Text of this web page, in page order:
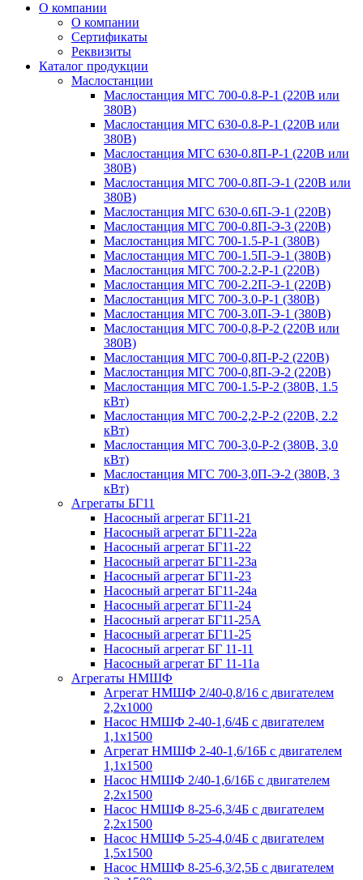
О компании
О компании
Сертификаты
Реквизиты
Каталог продукции
Маслостанции
Маслостанция МГС 700-0.8-Р-1 (220В или
380В)
Маслостанция МГС 630-0.8-Р-1 (220В или
380В)
Маслостанция МГС 630-0.8П-Р-1 (220В или
380В)
Маслостанция МГС 700-0.8П-Э-1 (220В или
380В)
Маслостанция МГС 630-0.6П-Э-1 (220В)
Маслостанция МГС 700-0.8П-Э-3 (220В)
Маслостанция МГС 700-1.5-Р-1 (380В)
Маслостанция МГС 700-1.5П-Э-1 (380В)
Маслостанция МГС 700-2.2-Р-1 (220В)
Маслостанция МГС 700-2.2П-Э-1 (220В)
Маслостанция МГС 700-3.0-Р-1 (380В)
Маслостанция МГС 700-3.0П-Э-1 (380В)
Маслостанция МГС 700-0,8-Р-2 (220В или
380В)
Маслостанция МГС 700-0,8П-Р-2 (220В)
Маслостанция МГС 700-0,8П-Э-2 (220В)
Маслостанция МГС 700-1.5-Р-2 (380В, 1.5
кВт)
Маслостанция МГС 700-2,2-Р-2 (220В, 2.2
кВт)
Маслостанция МГС 700-3,0-Р-2 (380В, 3,0
кВт)
Маслостанция МГС 700-3,0П-Э-2 (380В, 3
кВт)
Агрегаты БГ11
Насосный агрегат БГ11-21
Насосный агрегат БГ11-22а
Насосный агрегат БГ11-22
Насосный агрегат БГ11-23а
Насосный агрегат БГ11-23
Насосный агрегат БГ11-24а
Насосный агрегат БГ11-24
Насосный агрегат БГ11-25А
Насосный агрегат БГ11-25
Насосный агрегат БГ 11-11
Насосный агрегат БГ 11-11а
Агрегаты НМШФ
Агрегат НМШФ 2/40-0,8/16 с двигателем
2,2х1000
Насос НМШФ 2-40-1,6/4Б с двигателем
1,1х1500
Агрегат НМШФ 2-40-1,6/16Б с двигателем
1,1х1500
Насос НМШФ 2/40-1,6/16Б с двигателем
2,2х1500
Насос НМШФ 8-25-6,3/4Б с двигателем
2,2х1500
Насос НМШФ 5-25-4,0/4Б с двигателем
1,5х1500
Насос НМШФ 8-25-6,3/2,5Б с двигателем